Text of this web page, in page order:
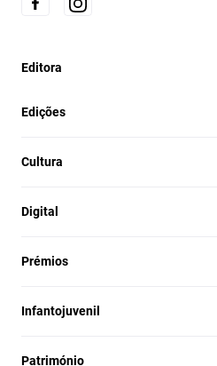
Editora
Edições
Cultura
Digital
Prémios
Infantojuvenil
Património